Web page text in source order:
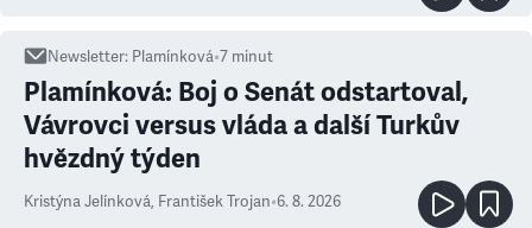
Newsletter: Plamínková•7 minut
Plamínková: Boj o Senát odstartoval,
Vávrovci versus vláda a další Turkův
hvězdný týden
Kristýna Jelínková, František Trojan•6. 8. 2026